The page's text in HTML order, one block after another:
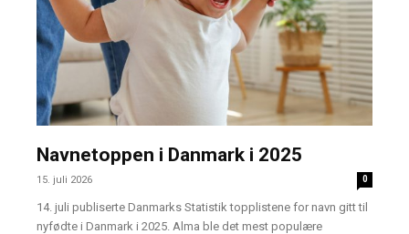
Navnetoppen i Danmark i 2025
15. juli 2026 0
14. juli publiserte Danmarks Statistik topplistene for navn gitt til
nyfødte i Danmark i 2025. Alma ble det mest populære